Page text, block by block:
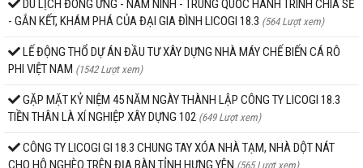
DU LỊCH ĐÔNG ƯNG - NAM NINH - TRUNG QUỐC HÀNH TRÌNH CHIA SẺ
- GẮN KẾT, KHÁM PHÁ CỦA ĐẠI GIA ĐÌNH LICOGI 18.3 (564 Lượt xem)
LẾ ĐỘNG THỔ DỰ ÁN ĐẦU TƯ XÂY DỰNG NHÀ MÁY CHẾ BIẾN CÁ RÔ
PHI VIỆT NAM (1542 Lượt xem)
GẶP MẶT KỶ NIỆM 45 NĂM NGÀY THÀNH LẬP CÔNG TY LICOGI 18.3
TIỀN THÂN LÀ XÍ NGHIỆP XÂY DỰNG 102 (649 Lượt xem)
CÔNG TY LICOGI GI 18.3 CHUNG TAY XÓA NHÀ TẠM, NHÀ DỘT NÁT
CHO HỘ NGHÈO TRÊN ĐỊA BÀN TỈNH HƯNG YÊN (565 Lượt xem)